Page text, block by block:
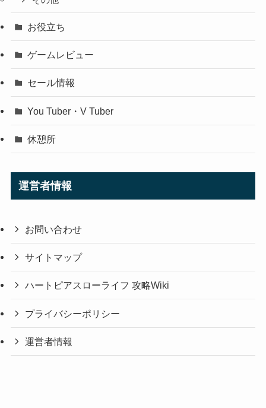
お役立ち
ゲームレビュー
セール情報
You Tuber・V Tuber
休憩所
運営者情報
お問い合わせ
サイトマップ
ハートピアスローライフ 攻略Wiki
プライバシーポリシー
運営者情報